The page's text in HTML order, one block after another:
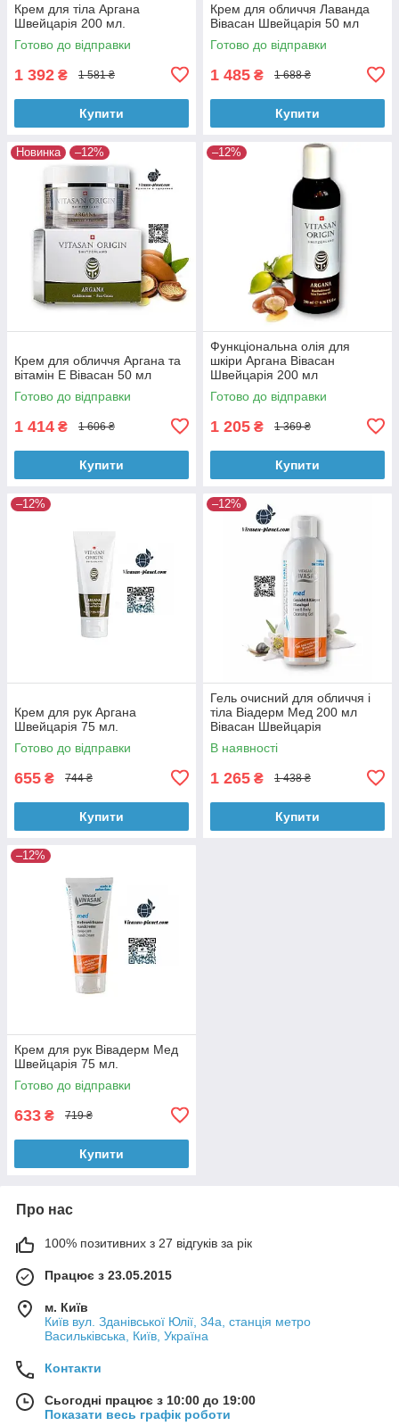
Крем для тіла Аргана
Швейцарія 200 мл.
Готово до відправки
1 392 ₴ 1 581 ₴
Купити
Крем для обличчя Лаванда
Вівасан Швейцарія 50 мл
Готово до відправки
1 485 ₴ 1 688 ₴
Купити
Новинка –12%
Крем для обличчя Аргана та
вітамін Е Вівасан 50 мл
Готово до відправки
1 414 ₴ 1 606 ₴
Купити
–12%
Функціональна олія для
шкіри Аргана Вівасан
Швейцарія 200 мл
Готово до відправки
1 205 ₴ 1 369 ₴
Купити
–12%
Крем для рук Аргана
Швейцарія 75 мл.
Готово до відправки
655 ₴ 744 ₴
Купити
–12%
Гель очисний для обличчя і
тіла Віадерм Мед 200 мл
Вівасан Швейцарія
В наявності
1 265 ₴ 1 438 ₴
Купити
–12%
Крем для рук Вівадерм Мед
Швейцарія 75 мл.
Готово до відправки
633 ₴ 719 ₴
Купити
Про нас
100% позитивних з 27 відгуків за рік
Працює з 23.05.2015
м. Київ
Київ вул. Зданівської Юлії, 34а, станція метро
Васильківська, Київ, Україна
Контакти
Сьогодні працює з 10:00 до 19:00
Показати весь графік роботи